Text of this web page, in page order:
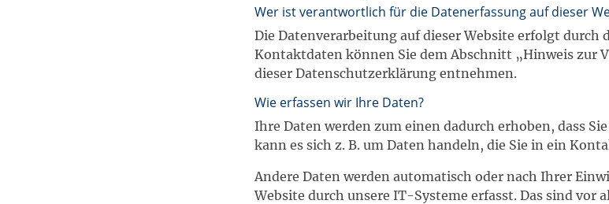
Wer ist verantwortlich für die Datenerfassung auf dieser
Die Datenverarbeitung auf dieser Website erfolgt durch
Kontaktdaten können Sie dem Abschnitt „Hinweis zur
dieser Datenschutzerklärung entnehmen.
Wie erfassen wir Ihre Daten?
Ihre Daten werden zum einen dadurch erhoben, dass
kann es sich z. B. um Daten handeln, die Sie in ein
Andere Daten werden automatisch oder nach Ihrer
Website durch unsere IT-Systeme erfasst. Das sind vor